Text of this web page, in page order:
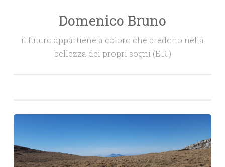
Domenico Bruno
il futuro appartiene a coloro che credono nella
bellezza dei propri sogni (E.R.)